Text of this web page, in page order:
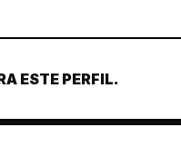
ESTE PERFIL.